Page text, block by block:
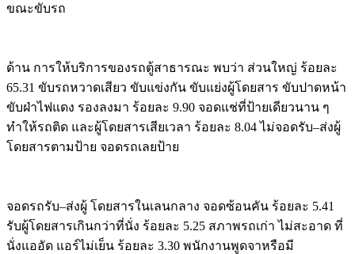
ขณะขับรถ
ด้าน การให้บริการของรถตู้สาธารณะ พบว่า ส่วนใหญ่ ร้อยละ
65.31 ขับรถหวาดเสียว ขับแข่งกัน ขับแย่งผู้โดยสาร ขับปาดหน้า
ขับฝ่าไฟแดง รองลงมา ร้อยละ 9.90 จอดแช่ที่ป้ายเดียวนาน ๆ
ทำให้รถติด และผู้โดยสารเสียเวลา ร้อยละ 8.04 ไม่จอดรับ–ส่งผู้
โดยสารตามป้าย จอดรถเลยป้าย
จอดรถรับ–ส่งผู้ โดยสารในเลนกลาง จอดซ้อนคัน ร้อยละ 5.41
รับผู้โดยสารเกินกว่าที่นั่ง ร้อยละ 5.25 สภาพรถเก่า ไม่สะอาด ที่
นั่งแออัด แอร์ไม่เย็น ร้อยละ 3.30 พนักงานพูดจาหรือมี